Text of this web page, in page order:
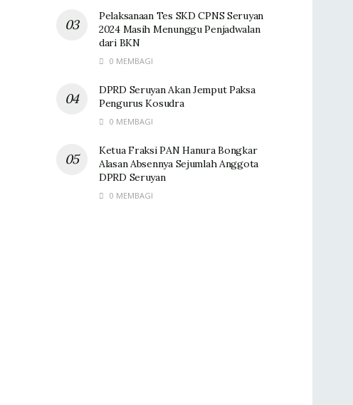
Pelaksanaan Tes SKD CPNS Seruyan
2024 Masih Menunggu Penjadwalan
dari BKN
0 MEMBAGI
DPRD Seruyan Akan Jemput Paksa
Pengurus Kosudra
0 MEMBAGI
Ketua Fraksi PAN Hanura Bongkar
Alasan Absennya Sejumlah Anggota
DPRD Seruyan
0 MEMBAGI